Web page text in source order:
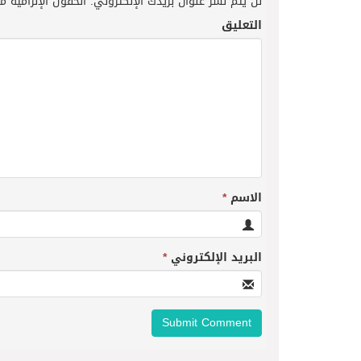
التعليق
الاسم*
البريد الإلكتروني*